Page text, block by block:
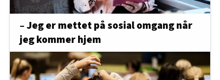
– Jeg er mettet på sosial omgang når
jeg kommer hjem